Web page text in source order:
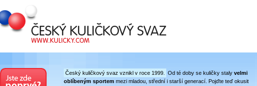
Český kuličkový svaz
Český kuličkový svaz vznikl v roce 1999. Od té doby se kuličky staly velmi
oblíbeným sportem mezi mladou, střední i starší generací. Pojďte teď okusit